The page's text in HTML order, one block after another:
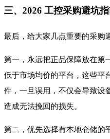
三、2026 工控采购避坑
最后，给大家几点重要的采购
第一，永远把正品保障放在第
低于市场均价的平台，这些平
件，一旦误用，不仅会导致设
造成无法挽回的损失。
第二，优先选择有本地仓储的